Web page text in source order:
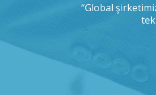
“Global